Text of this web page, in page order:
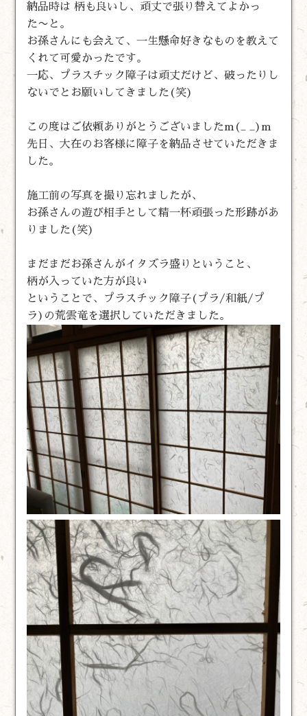
納品時は 柄も良いし、頑丈で張り替えてよかっ
た〜と。
お孫さんにも会えて、一生懸命好きなものを教えて
くれて可愛かったです。
一応、プラスチック障子は頑丈だけど、破ったりし
ないでとお願いしてきました(笑)
この度はご依頼ありがとうございましたm(_ _)m
先日、大在のお客様に障子を納品させていただきま
した。
施工前の写真を撮り忘れましたが、
お孫さんの遊び相手として精一杯頑張った形跡があ
りました(笑)
まだまだお孫さんがイタズラ盛りということ、
柄が入っていた方が良い
ということで、プラスチック障子(プラ/和紙/プ
ラ)の荒雲竜を選択していただきました。